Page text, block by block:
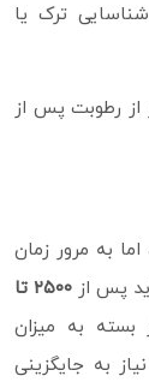
ترک یا
رطوبت پس از
به مرور زمان
پس از
۲۵۰۰ تا
به میزان
به جایگزینی